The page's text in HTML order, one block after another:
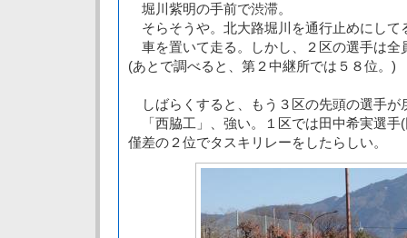
堀川紫明の手前で渋滞。
そらそうや。北大路堀川を通行止めにして
車を置いて走る。しかし、２区の選手は全
(あとで調べると、第２中継所では５８位。)
しばらくすると、もう３区の先頭の選手が
「西脇工」、強い。１区では田中希実選手
僅差の２位でタスキリレーをしたらしい。